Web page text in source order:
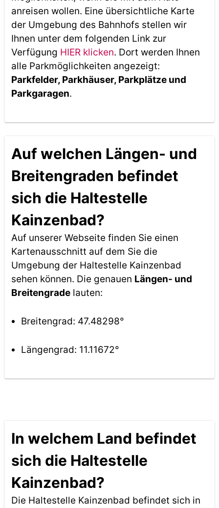
anreisen wollen. Eine übersichtliche Karte
der Umgebung des Bahnhofs stellen wir
Ihnen unter dem folgenden Link zur
Verfügung HIER klicken. Dort werden Ihnen
alle Parkmöglichkeiten angezeigt:
Parkfelder, Parkhäuser, Parkplätze und
Parkgaragen.
Auf welchen Längen- und
Breitengraden befindet
sich die Haltestelle
Kainzenbad?
Auf unserer Webseite finden Sie einen
Kartenausschnitt auf dem Sie die
Umgebung der Haltestelle Kainzenbad
sehen können. Die genauen Längen- und
Breitengradelauten:
Breitengrad: 47.48298°
Längengrad: 11.11672°
In welchem Land befindet
sich die Haltestelle
Kainzenbad?
Die Haltestelle Kainzenbad befindet sich in